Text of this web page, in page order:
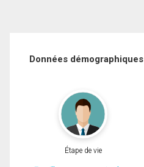
Données démographiques
Étape de vie